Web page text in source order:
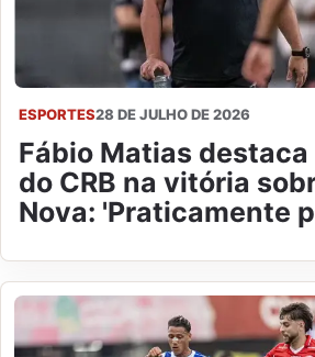
ESPORTES28 DE JULHO DE 2026
Fábio Matias
do CRB na vitória
Nova: 'Praticamente